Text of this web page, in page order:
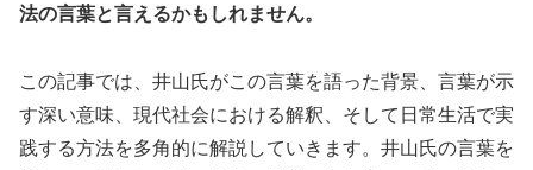
法の言葉と言えるかもしれません。
この記事では、井山氏がこの言葉を語った背景、言葉が示
す深い意味、現代社会における解釈、そして日常生活で実
践する方法を多角的に解説していきます。井山氏の言葉を